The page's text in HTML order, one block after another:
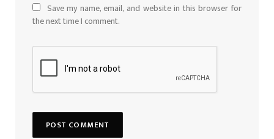
Save my name, email, and website in this browser for
the next time I comment.